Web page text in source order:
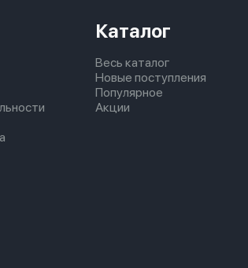
Каталог
Весь каталог
Новые поступления
Популярное
Акции